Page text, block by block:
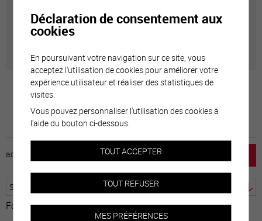
Géolocalisation de tous les points d'intérêt de la Ville
de Sierre.
accueil emploi mentions légales
Fourni par Traduction
Déclaration de consentement aux
cookies
En poursuivant votre navigation sur ce site, vous
acceptez l'utilisation de cookies pour améliorer votre
expérience utilisateur et réaliser des statistiques de
visites.
Vous pouvez personnaliser l'utilisation des cookies à
l'aide du bouton ci-dessous.
TOUT ACCEPTER
TOUT REFUSER
MES PRÉFÉRENCES